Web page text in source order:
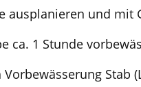
ausplanieren und mit
ca. 1 Stunde
Vorbewässerung Stab